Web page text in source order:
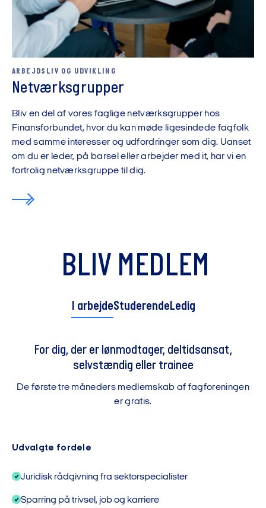
ARBEJDSLIV OG UDVIKLING
Netværksgrupper
Bliv en del af vores faglige netværksgrupper hos
Finansforbundet, hvor du kan møde ligesindede fagfolk
med samme interesser og udfordringer som dig. Uanset
om du er leder, på barsel eller arbejder med it, har vi en
fortrolig netværksgruppe til dig.
BLIV MEDLEM
I arbejdeStuderendeLedig
For dig, der er lønmodtager, deltidsansat,
selvstændig eller trainee
De første tre måneders medlemskab af fagforeningen
er gratis.
Udvalgte fordele
Juridisk rådgivning fra sektorspecialister
Sparring på trivsel, job og karriere